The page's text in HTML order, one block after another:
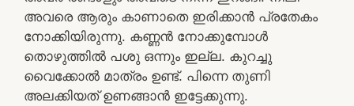
അവരെ ആരും കാണാതെ ഇരിക്കാൻ പ്രതേകം
നോക്കിയിരുന്നു. കണ്ണൻ നോക്കുമ്പോൾ
തൊഴുത്തിൽ പശു ഒന്നും ഇല്ല. കുറച്ചു
വൈക്കോൽ മാത്രം ഉണ്ട്. പിന്നെ തുണി
അലക്കിയത് ഉണങ്ങാൻ ഇട്ടേക്കുന്നു.